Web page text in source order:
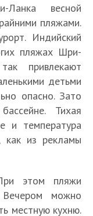
весной
пляжами.
Индийский
пляжах Шри-
привлекают
детьми
опасно. Зато
Тихая
и температура
как из рекламы
этом пляжи
можно
местную кухню.